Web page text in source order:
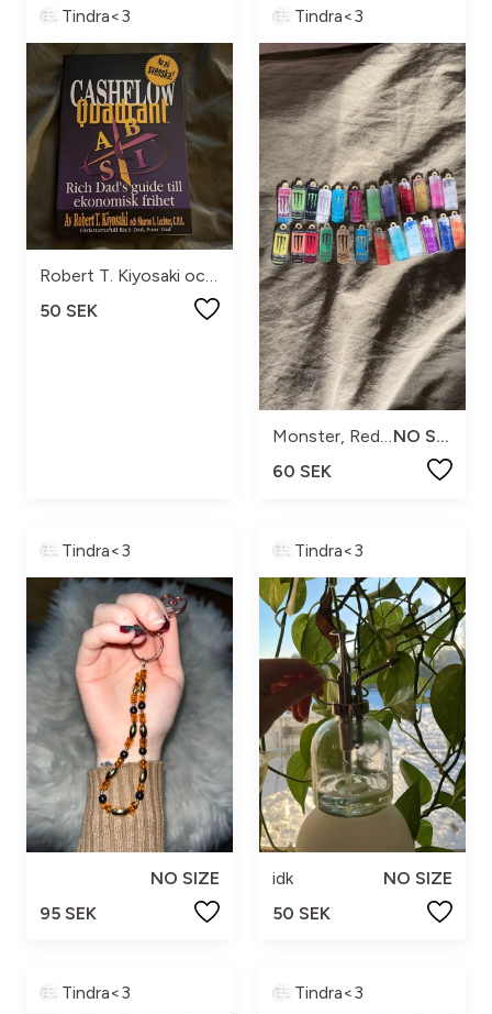
Tindra<3
50 SEK
Tindra<3
NO SIZE
60 SEK
Tindra<3
NO SIZE
95 SEK
Tindra<3
idk
NO SIZE
50 SEK
Tindra<3 Tindra<3